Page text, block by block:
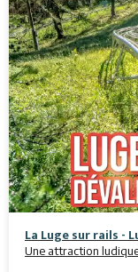
La Luge sur rails -
Une attraction